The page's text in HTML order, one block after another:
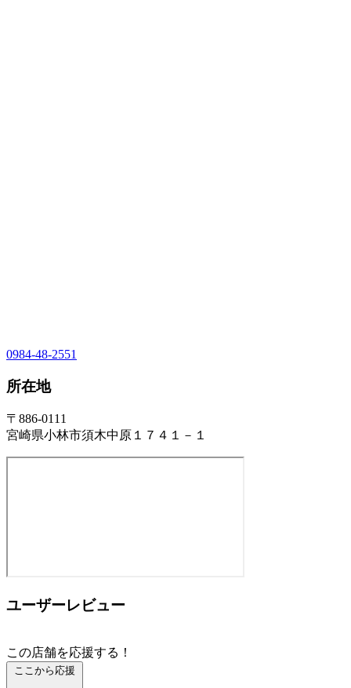
0984-48-2551
所在地
〒886-0111
宮崎県小林市須木中原１７４１－１
ユーザーレビュー
この店舗を応援する！
ここから応援